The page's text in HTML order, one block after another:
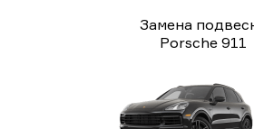
Замена
Porsche 911